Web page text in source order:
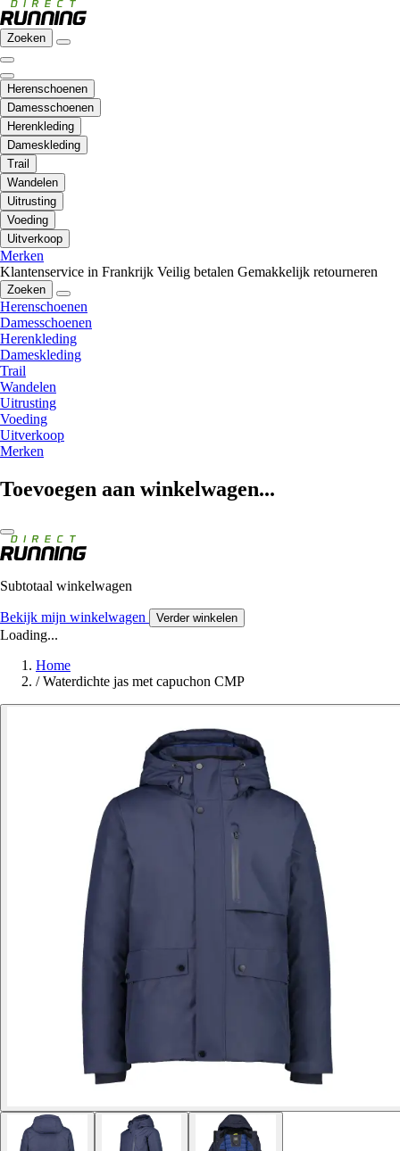
Zoeken
Herenschoenen
Damesschoenen
Herenkleding
Dameskleding
Trail
Wandelen
Uitrusting
Voeding
Uitverkoop
Merken
Klantenservice in Frankrijk Veilig betalen Gemakkelijk retourneren
Zoeken
Herenschoenen
Damesschoenen
Herenkleding
Dameskleding
Trail
Wandelen
Uitrusting
Voeding
Uitverkoop
Merken
Toevoegen aan winkelwagen...
Subtotaal winkelwagen
Bekijk mijn winkelwagen Verder winkelen
Loading...
Home
/ Waterdichte jas met capuchon CMP